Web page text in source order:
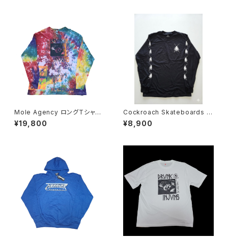
Mole Agency ロングTシャツ
手刷り 後染め Drunk Injuns
¥19,800
Cockroach Skateboards R
oach ロングスリーブ Tシャツ
¥8,900